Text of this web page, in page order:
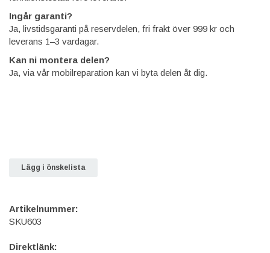
Ingår garanti?
Ja, livstidsgaranti på reservdelen, fri frakt över 999 kr och
leverans 1–3 vardagar.
Kan ni montera delen?
Ja, via vår mobilreparation kan vi byta delen åt dig.
Lägg i önskelista
Artikelnummer:
SKU603
Direktlänk: